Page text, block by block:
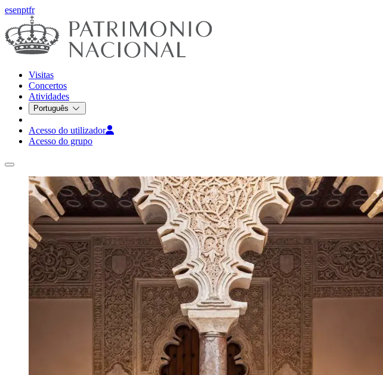
esenptfr
Visitas
Concertos
Atividades
Português
Acesso do utilizador
Acesso do grupo